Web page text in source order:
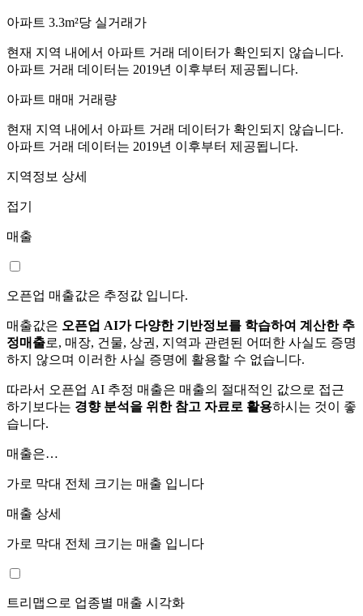
아파트 3.3m²당 실거래가
현재 지역 내에서 아파트 거래 데이터가 확인되지 않습니다.
아파트 거래 데이터는 2019년 이후부터 제공됩니다.
아파트 매매 거래량
현재 지역 내에서 아파트 거래 데이터가 확인되지 않습니다.
아파트 거래 데이터는 2019년 이후부터 제공됩니다.
지역정보 상세
접기
매출
오픈업 매출값은 추정값 입니다.
매출값은 오픈업 AI가 다양한 기반정보를 학습하여 계산한 추
정매출로, 매장, 건물, 상권, 지역과 관련된 어떠한 사실도 증명
하지 않으며 이러한 사실 증명에 활용할 수 없습니다.
따라서 오픈업 AI 추정 매출은 매출의 절대적인 값으로 접근
하기보다는 경향 분석을 위한 참고 자료로 활용하시는 것이 좋
습니다.
매출은…
가로 막대 전체 크기는 매출 입니다
매출 상세
가로 막대 전체 크기는 매출 입니다
트리맵으로 업종별 매출 시각화